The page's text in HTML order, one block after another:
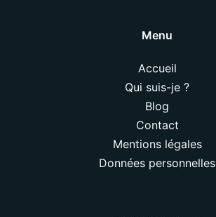
Menu
Accueil
Qui suis-je ?
Blog
Contact
Mentions légales
Données personnelles